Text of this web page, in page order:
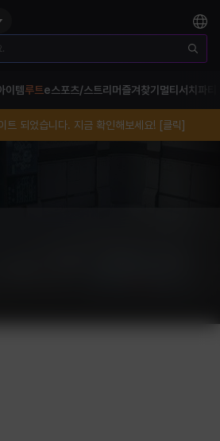
이템루트e스포츠/스트리머 즐겨찾기 멀티서치 파티
트 되었습니다. 지금 확인해보세요! [클릭]